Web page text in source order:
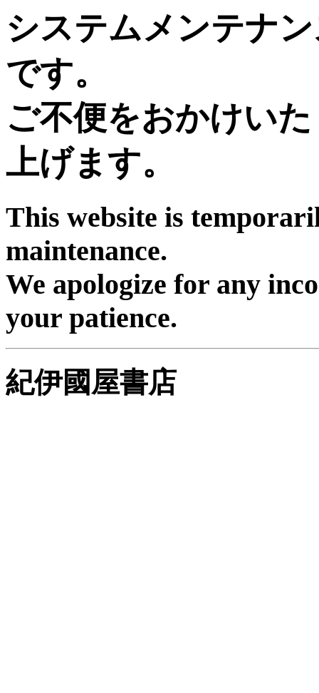
システムメンテナ
です。
ご不便をおかけい
上げます。
This website is
maintenance.
We apologize for any
your patience.
紀伊國屋書店